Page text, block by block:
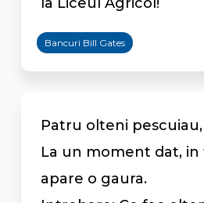
Bancuri Bill Gates
Patru olteni
La un moment dat,
apare o gaura.